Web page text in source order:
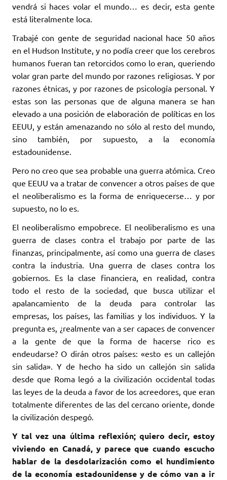
vendrá si haces volar el mundo… es decir, esta gente
está literalmente loca.
Trabajé con gente de seguridad nacional hace 50 años
en el Hudson Institute, y no podía creer que los cerebros
humanos fueran tan retorcidos como lo eran, queriendo
volar gran parte del mundo por razones religiosas. Y por
razones étnicas, y por razones de psicología personal. Y
estas son las personas que de alguna manera se han
elevado a una posición de elaboración de políticas en los
EEUU, y están amenazando no sólo al resto del mundo,
sino también, por supuesto, a la economía
estadounidense.
Pero no creo que sea probable una guerra atómica. Creo
que EEUU va a tratar de convencer a otros países de que
el neoliberalismo es la forma de enriquecerse… y por
supuesto, no lo es.
El neoliberalismo empobrece. El neoliberalismo es una
guerra de clases contra el trabajo por parte de las
finanzas, principalmente, así como una guerra de clases
contra la industria. Una guerra de clases contra los
gobiernos. Es la clase financiera, en realidad, contra
todo el resto de la sociedad, que busca utilizar el
apalancamiento de la deuda para controlar las
empresas, los países, las familias y los individuos. Y la
pregunta es, ¿realmente van a ser capaces de convencer
a la gente de que la forma de hacerse rico es
endeudarse? O dirán otros países: «esto es un callejón
sin salida». Y de hecho ha sido un callejón sin salida
desde que Roma legó a la civilización occidental todas
las leyes de la deuda a favor de los acreedores, que eran
totalmente diferentes de las del cercano oriente, donde
la civilización despegó.
Y tal vez una última reflexión; quiero decir, estoy
viviendo en Canadá, y parece que cuando escucho
hablar de la desdolarización como el hundimiento
de la economía estadounidense y de cómo van a ir